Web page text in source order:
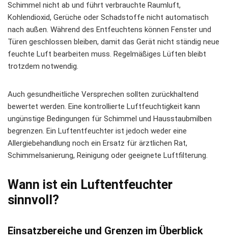
Schimmel nicht ab und führt verbrauchte Raumluft,
Kohlendioxid, Gerüche oder Schadstoffe nicht automatisch
nach außen. Während des Entfeuchtens können Fenster und
Türen geschlossen bleiben, damit das Gerät nicht ständig neue
feuchte Luft bearbeiten muss. Regelmäßiges Lüften bleibt
trotzdem notwendig.
Auch gesundheitliche Versprechen sollten zurückhaltend
bewertet werden. Eine kontrollierte Luftfeuchtigkeit kann
ungünstige Bedingungen für Schimmel und Hausstaubmilben
begrenzen. Ein Luftentfeuchter ist jedoch weder eine
Allergiebehandlung noch ein Ersatz für ärztlichen Rat,
Schimmelsanierung, Reinigung oder geeignete Luftfilterung.
Wann ist ein Luftentfeuchter
sinnvoll?
Einsatzbereiche und Grenzen im Überblick